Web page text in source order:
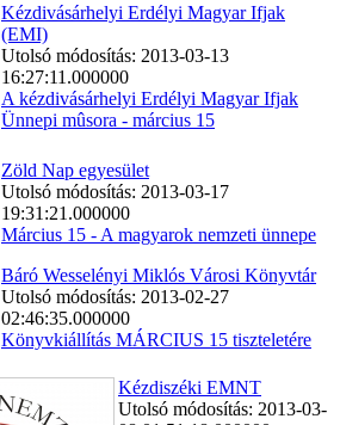
Kézdivásárhelyi Erdélyi Magyar Ifjak
(EMI)
Utolsó módosítás: 2013-03-13
16:27:11.000000
A kézdivásárhelyi Erdélyi Magyar Ifjak
Ünnepi mûsora - március 15
Zöld Nap egyesület
Utolsó módosítás: 2013-03-17
19:31:21.000000
Március 15 - A magyarok nemzeti ünnepe
Báró Wesselényi Miklós Városi Könyvtár
Utolsó módosítás: 2013-02-27
02:46:35.000000
Könyvkiállítás MÁRCIUS 15 tiszteletére
Kézdiszéki EMNT
Utolsó módosítás: 2013-03-